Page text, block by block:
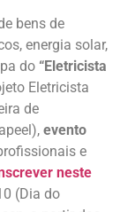
bens de
energia solar,
do “Eletricista
Eletricista
de
evento
e
neste
(Dia do